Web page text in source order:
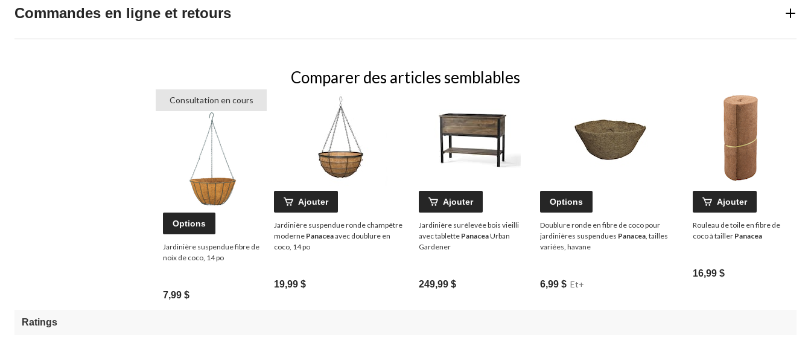
Commandes en ligne et retours
Comparer des articles semblables
Consultation en cours
Options
Jardinière suspendue fibre de
noix de coco, 14 po
7,99 $
Ajouter
Jardinière suspendue ronde champêtre
moderne Panaceaavec doublure en
coco, 14 po
19,99 $
Ajouter
Jardinière surélevée bois vieilli
avec tablette PanaceaUrban
Gardener
249,99 $
Options
Doublure ronde en fibre de coco pour
jardinières suspendues Panacea , tailles
variées, havane
6,99 $ Et+
Ajouter
Rouleau de toile en fibre de
coco à tailler Panacea
16,99 $
Ratings